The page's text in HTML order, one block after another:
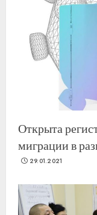
Открыта
миграции в
29.01.2021